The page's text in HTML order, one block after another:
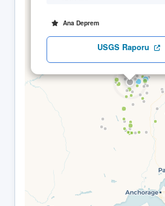
Ana Deprem
USGS Raporu